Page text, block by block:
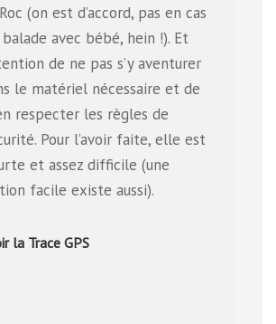
(on est d’accord, pas en cas
avec bébé, hein !). Et
de ne pas s’y aventurer
le matériel nécessaire et de
respecter les règles de
Pour l’avoir faite, elle est
et assez difficile (une
facile existe aussi).
la Trace GPS